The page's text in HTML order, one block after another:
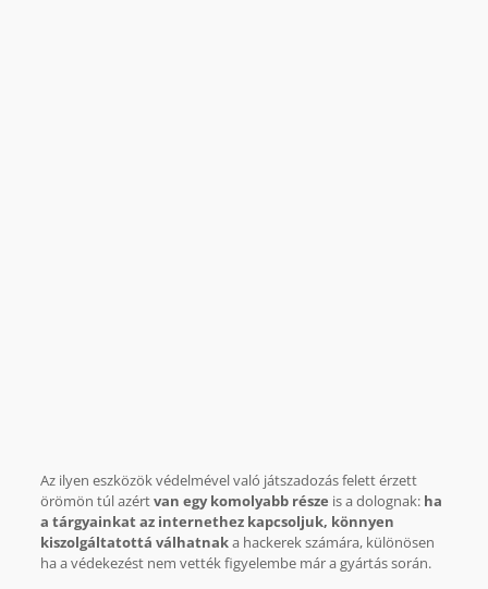
Az ilyen eszközök védelmével való játszadozás felett érzett
örömön túl azértvan egy komolyabb része is a dolognak: ha
a tárgyainkat az internethez kapcsoljuk, könnyen
kiszolgáltatottá válhatnaka hackerek számára, különösen
ha a védekezést nem vették figyelembe már a gyártás során.